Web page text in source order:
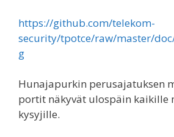
https://github.com/telekom-
security/tpotce/raw/master/
g
Hunajapurkin perusajatuksen
portit näkyvät ulospäin kaikille
kysyjille.